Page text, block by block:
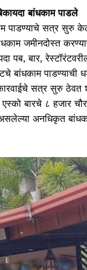
बांधकाम पाडले
पाडण्याचे सत्र
जमीनदोस्त
पब, बार,
बांधकाम
सत्र सुरु ठेवत
बारचे ८ हजार
अनधिकृत